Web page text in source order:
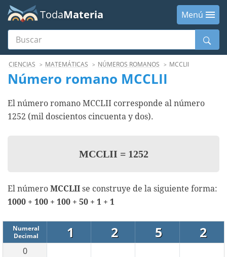
TodaMateria
Menú
Buscar
MenúCIENCIAS MATEMÁTICAS NÚMEROS ROMANOS MCCLII
Número romano MCCLII
El número romano MCCLII corresponde al número
1252 (mil doscientos cincuenta y dos).
MCCLII =1252
El número MCCLII se construye de la siguiente forma:
1000 + 100 + 100 + 50 + 1 + 1
Numeral
Decimal
1 2 5 2
0